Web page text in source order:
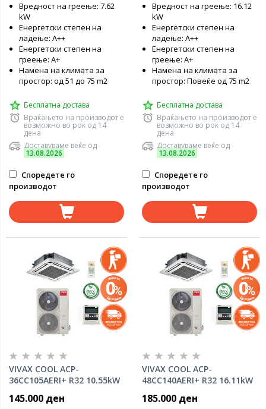
Вредност на греење: 7.62
kW
Енергетски степен на
ладење: А++
Енергетски степен на
греење: А+
Намена на климата за
простор: од 51 до 75 m2
Бесплатна достава
Враќањето на производот е
возможно во рок од 14
дена
Доставуваме веќе од
13.08.2026
Споредете го
производот
Вредност на греење: 16.12
kW
Енергетски степен на
ладење: А++
Енергетски степен на
греење: А+
Намена на климата за
простор: Повеќе од 75 m2
Бесплатна достава
Враќањето на производот е
возможно во рок од 14
дена
Доставуваме веќе од
13.08.2026
Споредете го
производот
VIVAX COOL ACP-
36CC105AERI+ R32 10.55kW
уред
145.000 ден
VIVAX COOL ACP-
48CC140AERI+ R32 16.11kW
уред
185.000 ден